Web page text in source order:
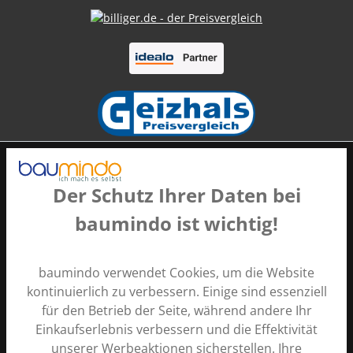
Der Schutz Ihrer Daten bei
baumindo ist wichtig!
baumindo verwendet Cookies, um die Website
kontinuierlich zu verbessern. Einige sind essenziell
für den Betrieb der Seite, während andere Ihr
Einkaufserlebnis verbessern und die Effektivität
unserer Werbeaktionen sicherstellen. Ihre
Zahlungsarten